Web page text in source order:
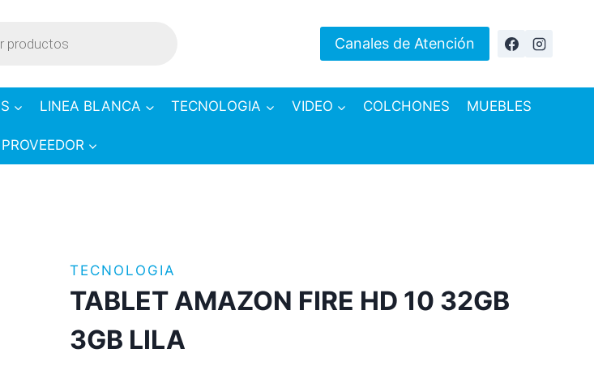
Canales de Atención
LINEA BLANCA TECNOLOGIA VIDEO COLCHONES MUEBLES
PROVEEDOR
TECNOLOGIA
TABLET AMAZON FIRE HD 10 32GB
3GB LILA